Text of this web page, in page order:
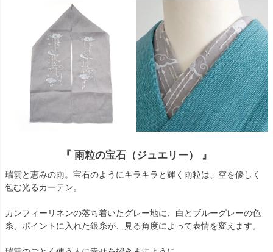
『 雨粒の宝石（ジュエリー） 』
瑞雲と恵みの雨。宝石のようにキラキラと輝く雨粒は、空を優しく
包む光るカーテン。
カンフィーリネンの落ち着いたグレー地に、白とブルーグレーの色
糸、ポイントに入れた銀糸が、見る角度によって表情を変えます。